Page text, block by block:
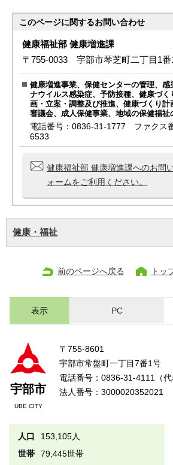
このページに関するお問い合わせ
健康福祉部 健康増進課
〒755-0033 宇部市琴芝町二丁目1番
健康増進事業、保健センターの管理、感
ナウイルス感染症、予防接種、健康づく
画・立案・調整及び推進、健康づくり
審議会、成人保健事業、地域の保健福祉
電話番号：0836-31-1777 ファクス
6533
健康福祉部 健康増進課へのお問
ォームをご利用ください。
健康・福祉
前のページへ戻る トッ
表示 PC
宇部市
UBE CITY
〒755-8601
宇部市常盤町一丁目7番1号
電話番号：0836-31-4111（
法人番号：3000020352021
人口
153,105人
世帯
79,445世帯